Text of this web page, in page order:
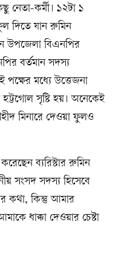
নেতা-কর্মী। ১২টা ১
দিতে যান রুমিন
উপজেলা বিএনপির
বর্তমান সদস্য
পক্ষের মধ্যে উত্তেজনা
সৃষ্টি হয়। অনেকেই
মিনারে দেওয়া ফুলও
ব্যরিস্টার রুমিন
সংসদ সদস্য হিসেবে
কথা, কিন্তু আমার
ধাক্কা দেওয়ার চেষ্টা